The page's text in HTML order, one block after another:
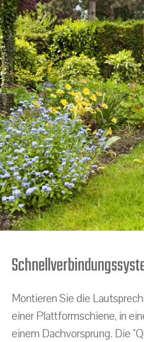
Montieren Sie die
einer Plattformschiene, in
einem Dachvorsprung. Die